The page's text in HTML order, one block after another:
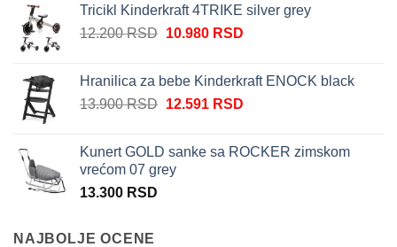
bila:
12.200 RSD.
10.980 RSD.
Tricikl Kinderkraft 4TRIKE silver grey
12.200RSD Originalna
bila:
12.200 RSD.
10.980 RSDTrenutna
10.980 RSD.
Hranilica za bebe Kinderkraft ENOCK black
13.900RSD Originalna
bila:
13.900 RSD.
12.591 RSDTrenutna
12.591 RSD.
Kunert GOLD sanke sa ROCKER zimskom
vrećom 07 grey
13.300 RSD
NAJBOLJE OCENE